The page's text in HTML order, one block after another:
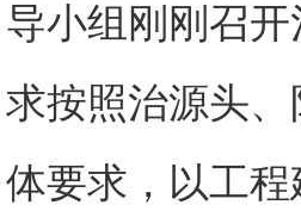
导小组刚刚召
求按照治源头
体要求，以工